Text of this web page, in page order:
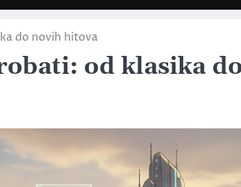
do novih hitova
od klasika